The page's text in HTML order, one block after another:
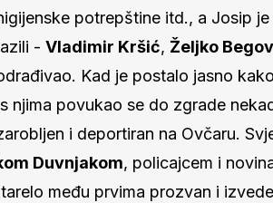
potrepštine itd., a Josip
- Vladimir Kršić, Željko Begov
Kad je postalo jasno
njima povukao se do zgrade
i deportiran na Ovčaru.
Duvnjakom, policajcem i
među prvima prozvan i